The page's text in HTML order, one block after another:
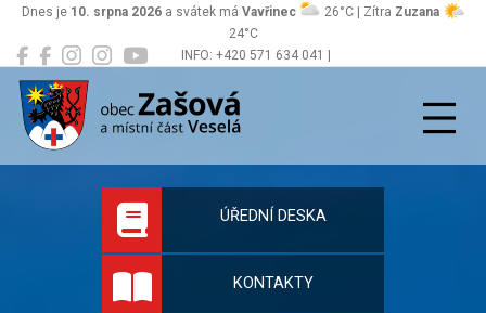
INFO: +420 571 634 041 |
Dnes je 10. srpna 2026 a svátek má Vavřinec 26°C | Zítra Zuzana
24°C
Zašová
Oficiální stránky
ÚŘEDNÍ DESKA
KONTAKTY